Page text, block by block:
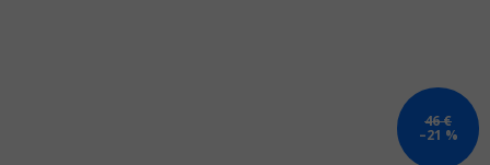
46 €
–21 %